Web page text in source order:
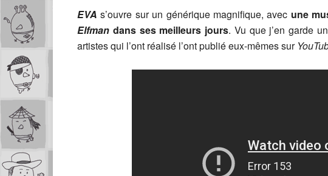
EVA s’ouvre sur un générique magnifique, avec une
Elfman dans ses meilleurs jours. Vu que j’en garde
artistes qui l’ont réalisé l’ont publié eux-mêmes sur